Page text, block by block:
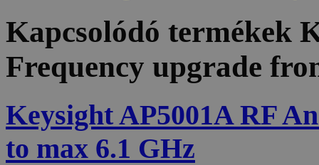
Kapcsolódó termékek
Frequency upgrade
Keysight AP5001A RF
to max 6.1 GHz